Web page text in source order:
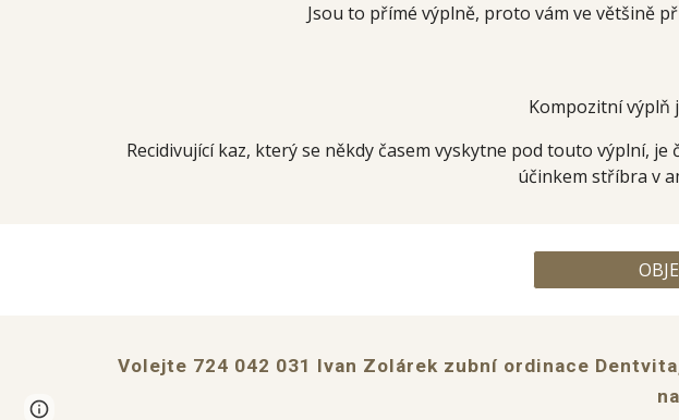
Jsou to přímé výplně, proto vám ve většině
Kompozitní výplň
Recidivující kaz, který se někdy časem vyskytne pod touto výplní,
účinkem stříbra v
Volejte 724 042 031 Ivan Zolárekzubní ordinace Dentvita,